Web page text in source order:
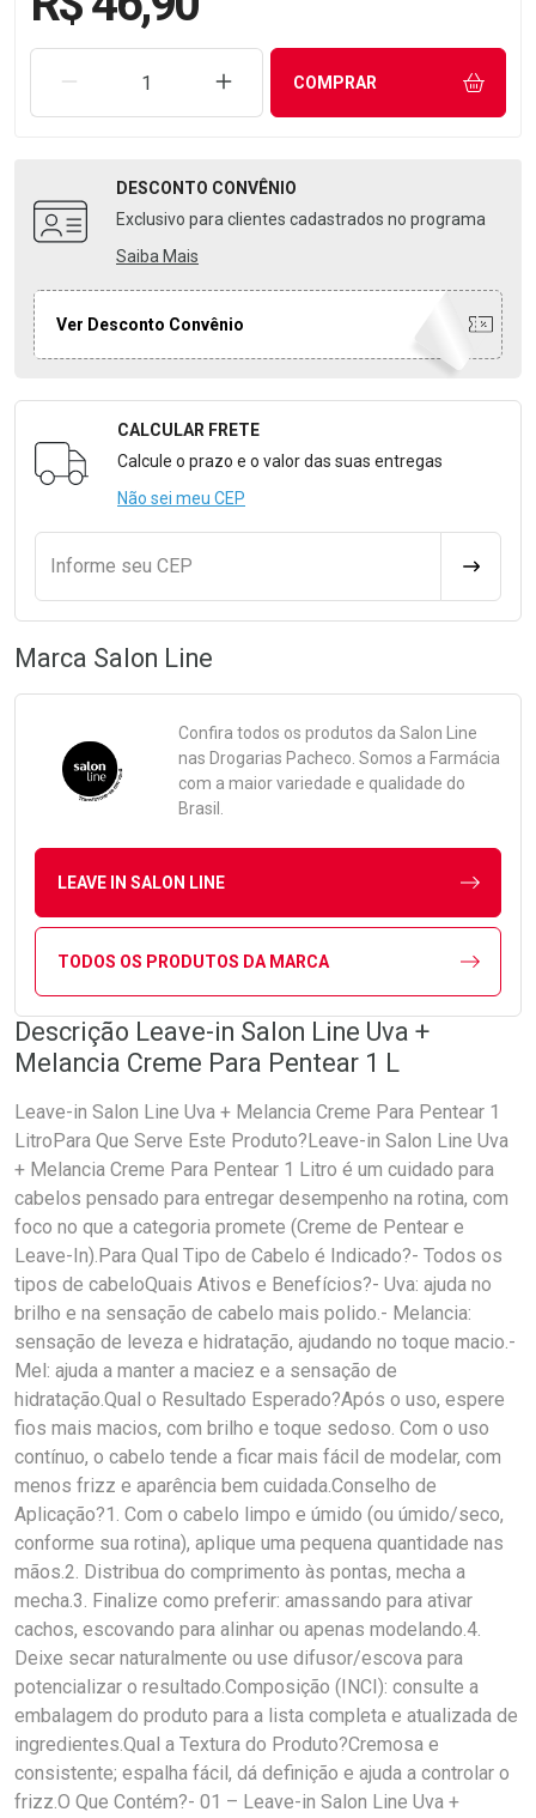
REMOVER UMA UNIDADEAUMENTAR UMA UNIDADE
COMPRAR
DESCONTO CONVÊNIO
Exclusivo para clientes cadastrados no programa
Saiba Mais
Ver Desconto Convênio
Formulário para Calcular o Frete
CALCULAR FRETE
Calcule o prazo e o valor das suas entregas
Não sei meu CEP
Informe seu CEP
Marca Salon Line
Confira todos os produtos da Salon Line
nas Drogarias Pacheco. Somos a Farmácia
com a maior variedade e qualidade do
Brasil.
LEAVE IN SALON LINE
TODOS OS PRODUTOS DA MARCA
Descrição Leave-in Salon Line Uva +
Melancia Creme Para Pentear 1 L
Leave-in Salon Line Uva + Melancia Creme Para Pentear 1
LitroPara Que Serve Este Produto?Leave-in Salon Line Uva
+ Melancia Creme Para Pentear 1 Litro é um cuidado para
cabelos pensado para entregar desempenho na rotina, com
foco no que a categoria promete (Creme de Pentear e
Leave-In).Para Qual Tipo de Cabelo é Indicado?- Todos os
tipos de cabeloQuais Ativos e Benefícios?- Uva: ajuda no
brilho e na sensação de cabelo mais polido.- Melancia:
sensação de leveza e hidratação, ajudando no toque macio.-
Mel: ajuda a manter a maciez e a sensação de
hidratação.Qual o Resultado Esperado?Após o uso, espere
fios mais macios, com brilho e toque sedoso. Com o uso
contínuo, o cabelo tende a ficar mais fácil de modelar, com
menos frizz e aparência bem cuidada.Conselho de
Aplicação?1. Com o cabelo limpo e úmido (ou úmido/seco,
conforme sua rotina), aplique uma pequena quantidade nas
mãos.2. Distribua do comprimento às pontas, mecha a
mecha.3. Finalize como preferir: amassando para ativar
cachos, escovando para alinhar ou apenas modelando.4.
Deixe secar naturalmente ou use difusor/escova para
potencializar o resultado.Composição (INCI): consulte a
embalagem do produto para a lista completa e atualizada de
ingredientes.Qual a Textura do Produto?Cremosa e
consistente; espalha fácil, dá definição e ajuda a controlar o
frizz.O Que Contém?- 01 – Leave-in Salon Line Uva +